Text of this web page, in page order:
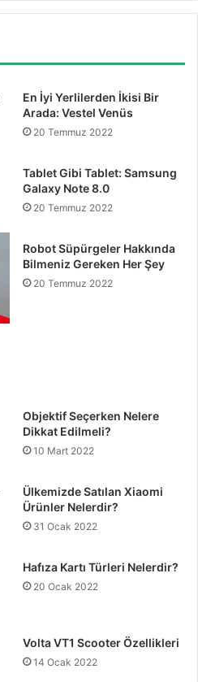
En İyi Yerlilerden İkisi Bir
Arada: Vestel Venüs
20 Temmuz 2022
Tablet Gibi Tablet: Samsung
Galaxy Note 8.0
20 Temmuz 2022
Robot Süpürgeler Hakkında
Bilmeniz Gereken Her Şey
20 Temmuz 2022
Objektif Seçerken Nelere
Dikkat Edilmeli?
10 Mart 2022
Ülkemizde Satılan Xiaomi
Ürünler Nelerdir?
31 Ocak 2022
Hafıza Kartı Türleri Nelerdir?
20 Ocak 2022
Volta VT1 Scooter Özellikleri
14 Ocak 2022